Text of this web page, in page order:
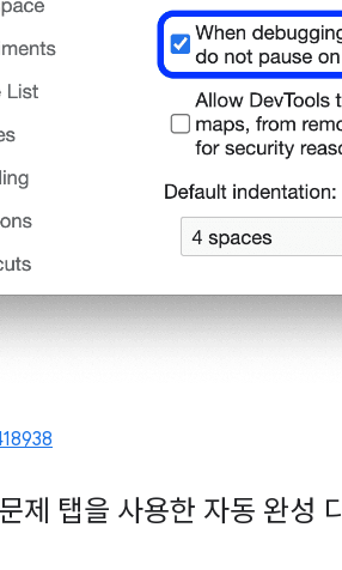
제 탭을 사용한 자동 완성